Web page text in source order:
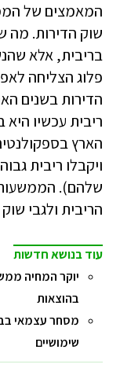
המאמצים של
שוק הדירות. מה
בריבית, אלא
פלוג הצליחה
הדירות בשנים
ריבית עכשיו
הארץ
ויקבלו ריבית
שלהם). הממשעות
הריבית ולגבי
עוד בנושא חדשות
יוקר המחיה
בהוצאות
מסחר עצמאי
שימושיים